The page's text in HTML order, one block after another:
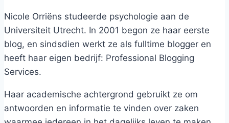
Nicole Orriëns studeerde psychologie aan de
Universiteit Utrecht. In 2001 begon ze haar eerste
blog, en sindsdien werkt ze als fulltime blogger en
heeft haar eigen bedrijf: Professional Blogging
Services.
Haar academische achtergrond gebruikt ze om
antwoorden en informatie te vinden over zaken